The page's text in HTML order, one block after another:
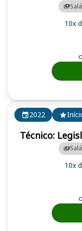
2022
Técnico:
10x
10x